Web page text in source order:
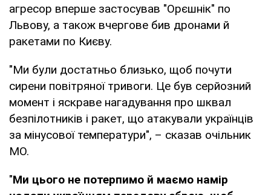
агресор вперше застосував "Орєшнік" по
Львову, а також вчергове бив дронами й
ракетами по Києву.
"Ми були достатньо близько, щоб почути
сирени повітряної тривоги. Це був серйозний
момент і яскраве нагадування про шквал
безпілотників і ракет, що атакували українців
за мінусової температури", – сказав очільник
МО.
"Ми цього не потерпимо й маємо намір